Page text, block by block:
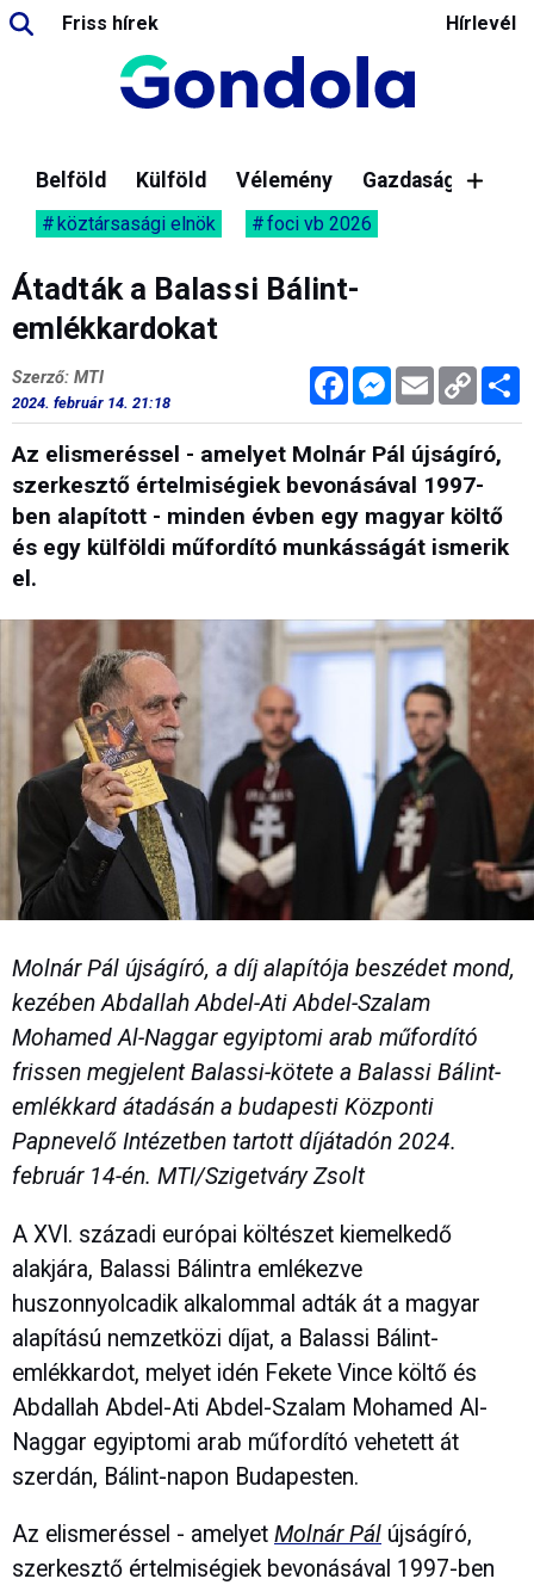
Friss hírek Hírlevél
Belföld Külföld Vélemény Gazdaság
köztársasági elnök foci vb 2026
Átadták a Balassi Bálint-
emlékkardokat
FacebookMessenger
Email Copy
Link
Szerző: MTI
2024. február 14. 21:18
Az elismeréssel - amelyet Molnár Pál újságíró,
szerkesztő értelmiségiek bevonásával 1997-
ben alapított - minden évben egy magyar költő
és egy külföldi műfordító munkásságát ismerik
el.
Molnár Pál újságíró, a díj alapítója beszédet mond,
kezében Abdallah Abdel-Ati Abdel-Szalam
Mohamed Al-Naggar egyiptomi arab műfordító
frissen megjelent Balassi-kötete a Balassi Bálint-
emlékkard átadásán a budapesti Központi
Papnevelő Intézetben tartott díjátadón 2024.
február 14-én. MTI/Szigetváry Zsolt
A XVI. századi európai költészet kiemelkedő
alakjára, Balassi Bálintra emlékezve
huszonnyolcadik alkalommal adták át a magyar
alapítású nemzetközi díjat, a Balassi Bálint-
emlékkardot, melyet idén Fekete Vince költő és
Abdallah Abdel-Ati Abdel-Szalam Mohamed Al-
Naggar egyiptomi arab műfordító vehetett át
szerdán, Bálint-napon Budapesten.
Az elismeréssel - amelyet Molnár Pál újságíró,
szerkesztő értelmiségiek bevonásával 1997-ben